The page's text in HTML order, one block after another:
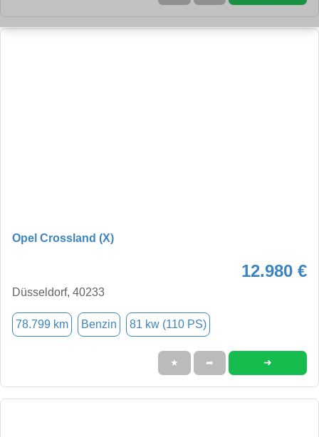
Opel Crossland (X)
12.980 €
Düsseldorf, 40233
78.799 km Benzin 81 kw (110 PS)
★ ➦ ➜